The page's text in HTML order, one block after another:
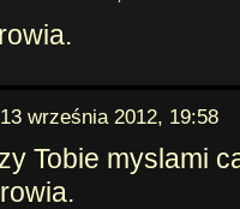
września 2012, 19:58
Tobie myslami